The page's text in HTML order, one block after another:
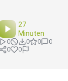
27
Minuten
0 0 0
0
0
0